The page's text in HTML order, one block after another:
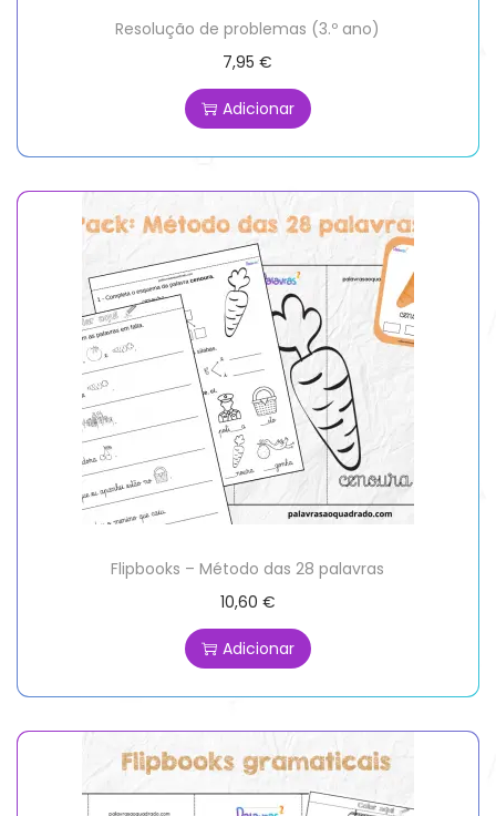
Resolução de problemas (3.º ano)
7,95€
Adicionar
Flipbooks – Método das 28 palavras
10,60 €
Adicionar